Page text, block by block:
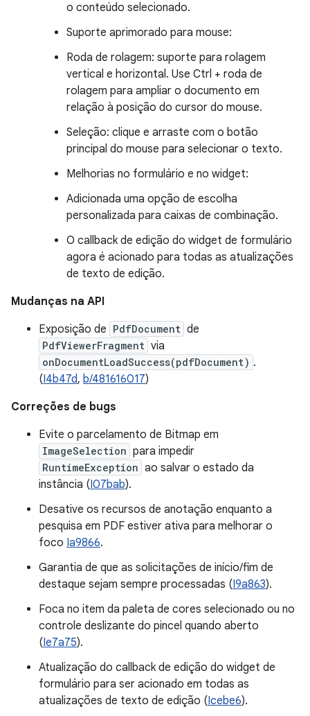
o conteúdo selecionado.
Suporte aprimorado para mouse:
Roda de rolagem: suporte para rolagem
vertical e horizontal. Use Ctrl + roda de
rolagem para ampliar o documento em
relação à posição do cursor do mouse.
Seleção: clique e arraste com o botão
principal do mouse para selecionar o texto.
Melhorias no formulário e no widget:
Adicionada uma opção de escolha
personalizada para caixas de combinação.
O callback de edição do widget de formulário
agora é acionado para todas as atualizações
de texto de edição.
Mudanças na API
Exposição de PdfDocument de
PdfViewerFragment via
onDocumentLoadSuccess(pdfDocument) .
(I4b47d, b/481616017)
Correções de bugs
Evite o parcelamento de Bitmap em
ImageSelection para impedir
RuntimeException ao salvar o estado da
instância (I07bab).
Desative os recursos de anotação enquanto a
pesquisa em PDF estiver ativa para melhorar o
foco Ia9866.
Garantia de que as solicitações de início/fim de
destaque sejam sempre processadas (I9a863).
Foca no item da paleta de cores selecionado ou no
controle deslizante do pincel quando aberto
(Ie7a75).
Atualização do callback de edição do widget de
formulário para ser acionado em todas as
atualizações de texto de edição (Icebe6).